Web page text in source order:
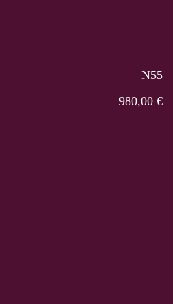
N55
980,00 €